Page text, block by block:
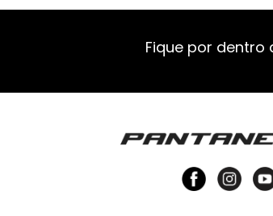
Fique por dentro